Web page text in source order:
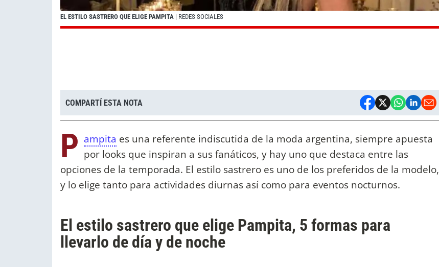
EL ESTILO SASTRERO QUE ELIGE PAMPITA | REDES SOCIALES
COMPARTÍ ESTA NOTA
P ampita es una referente indiscutida de la moda argentina, siempre apuesta
por looks que inspiran a sus fanáticos, y hay uno que destaca entre las
opciones de la temporada. El estilo sastrero es uno de los preferidos de la modelo,
y lo elige tanto para actividades diurnas así como para eventos nocturnos.
El estilo sastrero que elige Pampita, 5 formas para
llevarlo de día y de noche